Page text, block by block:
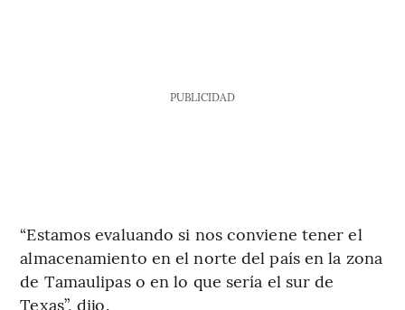
PUBLICIDAD
“Estamos evaluando si nos conviene tener el
almacenamiento en el norte del país en la zona
de Tamaulipas o en lo que sería el sur de
Texas”, dijo.